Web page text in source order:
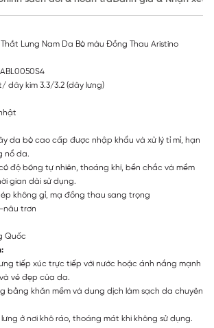
Thắt Lưng Nam Da Bò màu Đồng Thau Aristino
ABL0050S4
dây kim 3.3/3.2 (dây lưng)
da bò cao cấp được nhập khẩu và xử lý tỉ mỉ, hạn
nổ da.
độ bóng tự nhiên, thoáng khí, bền chắc và mềm
gian dài sử dụng.
không gỉ, mạ đồng thau sang trọng
nâu trơn
Quốc
tiếp xúc trực tiếp với nước hoặc ánh nắng mạnh
vẻ đẹp của da.
bằng khăn mềm và dung dịch làm sạch da chuyên
ở nơi khô ráo, thoáng mát khi không sử dụng.